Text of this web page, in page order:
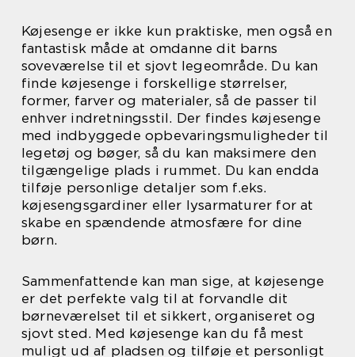
Køjesenge er ikke kun praktiske, men også en
fantastisk måde at omdanne dit barns
soveværelse til et sjovt legeområde. Du kan
finde køjesenge i forskellige størrelser,
former, farver og materialer, så de passer til
enhver indretningsstil. Der findes køjesenge
med indbyggede opbevaringsmuligheder til
legetøj og bøger, så du kan maksimere den
tilgængelige plads i rummet. Du kan endda
tilføje personlige detaljer som f.eks.
køjesengsgardiner eller lysarmaturer for at
skabe en spændende atmosfære for dine
børn.
Sammenfattende kan man sige, at køjesenge
er det perfekte valg til at forvandle dit
børneværelset til et sikkert, organiseret og
sjovt sted. Med køjesenge kan du få mest
muligt ud af pladsen og tilføje et personligt